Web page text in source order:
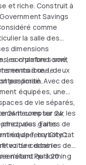
et riche. Construit à
Savings
comme
la salle des
dimensions
son plafond orné,
en marbre, le
les chambres sont
à une, deux
pas limité. Avec des
équipées, une
de vie séparés,
24 heures sur 24,
vous. Faites de
équipé, barbotez
voiture dans le
n'étant qu'à 20
compter sur les
gares
de ferry CityCat
de certaines des
Performing